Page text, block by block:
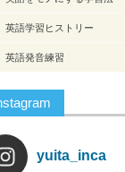
英語学習ヒストリー
英語発音練習
yuita_inca